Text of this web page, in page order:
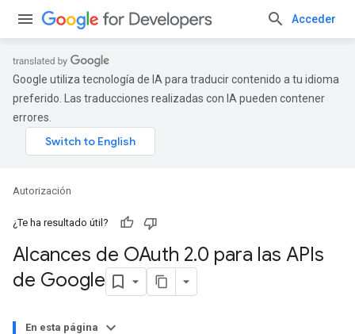
Acceder
Google utiliza tecnología de IA para traducir contenido a tu idioma
preferido. Las traducciones realizadas con IA pueden contener
errores.
Autorización
¿Te ha resultado útil?
Alcances de OAuth 2.0 para las APIs
de Google
En esta página